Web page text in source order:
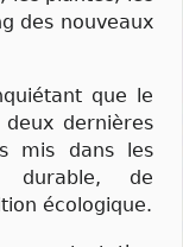
des nouveaux
que le
dernières
mis dans les
durable, de
écologique.